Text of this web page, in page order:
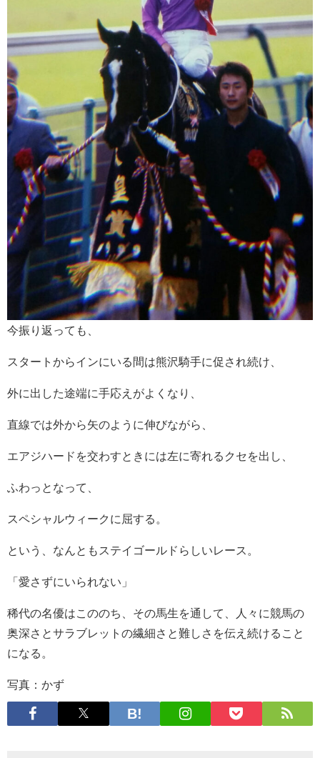
今振り返っても、
スタートからインにいる間は熊沢騎手に促され続け、
外に出した途端に手応えがよくなり、
直線では外から矢のように伸びながら、
エアジハードを交わすときには左に寄れるクセを出し、
ふわっとなって、
スペシャルウィークに屈する。
という、なんともステイゴールドらしいレース。
「愛さずにいられない」
稀代の名優はこののち、その馬生を通して、人々に競馬の
奥深さとサラブレットの繊細さと難しさを伝え続けること
になる。
写真：かず